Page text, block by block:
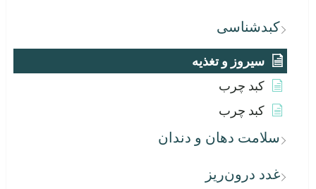
کبدشناسی
سیروز و تغذیه
کبد چرب
کبد چرب
سلامت دهان و دندان
غدد درون‌ریز